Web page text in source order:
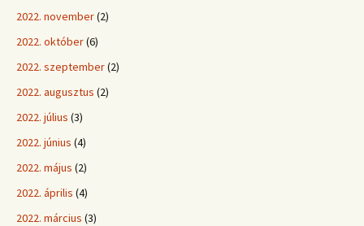
2022. november(2)
2022. október(6)
2022. szeptember(2)
2022. augusztus (2)
2022. július (3)
2022. június (4)
2022. május (2)
2022. április (4)
2022. március (3)